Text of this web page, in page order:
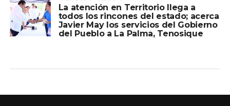
La atención en Territorio llega a
todos los rincones del estado; acerca
Javier May los servicios del Gobierno
del Pueblo a La Palma, Tenosique